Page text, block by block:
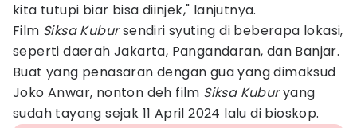
kita tutupi biar bisa diinjek," lanjutnya.
Film Siksa Kubursendiri syuting di beberapa lokasi,
seperti daerah Jakarta, Pangandaran, dan Banjar.
Buat yang penasaran dengan gua yang dimaksud
Joko Anwar, nonton deh film Siksa Kuburyang
sudah tayang sejak 11 April 2024 lalu di bioskop.